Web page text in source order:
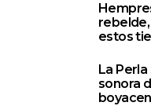
estos
La
sonora